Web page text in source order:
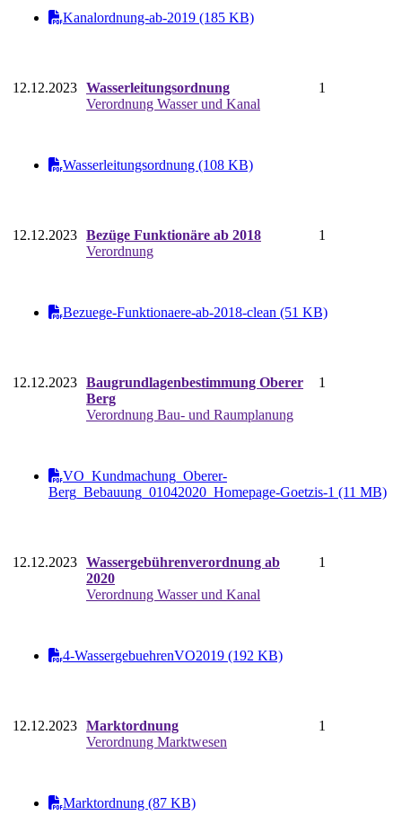
Kanalordnung-ab-2019 (185 KB)
12.12.2023 Wasserleitungsordnung
Verordnung Wasser und Kanal
1
Wasserleitungsordnung (108 KB)
12.12.2023 Bezüge Funktionäre ab 2018
Verordnung
1
Bezuege-Funktionaere-ab-2018-clean (51 KB)
12.12.2023 Baugrundlagenbestimmung Oberer
Berg
Verordnung Bau- und Raumplanung
1
VO_Kundmachung_Oberer-
Berg_Bebauung_01042020_Homepage-Goetzis-1 (11 MB)
12.12.2023 Wassergebührenverordnung ab
2020
Verordnung Wasser und Kanal
1
4-WassergebuehrenVO2019 (192 KB)
12.12.2023 Marktordnung
Verordnung Marktwesen
1
Marktordnung (87 KB)